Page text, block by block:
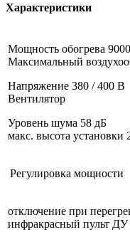
Характеристики
Мощность обогрева
Максимальный
Напряжение 380 / 400 В
Вентилятор
Уровень шума 58 дБ
макс. высота установки
Регулировка мощности
отключение при
инфракрасный пульт